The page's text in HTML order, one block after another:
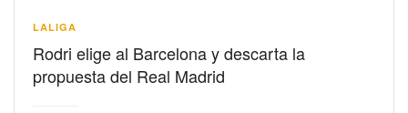
LALIGA
Rodri elige al Barcelona y descarta la
propuesta del Real Madrid